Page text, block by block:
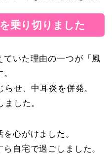
乗り切りました
いた理由の一つが「風
せ、中耳炎を併発。
した。
心がけました。
自宅で過ごしました。